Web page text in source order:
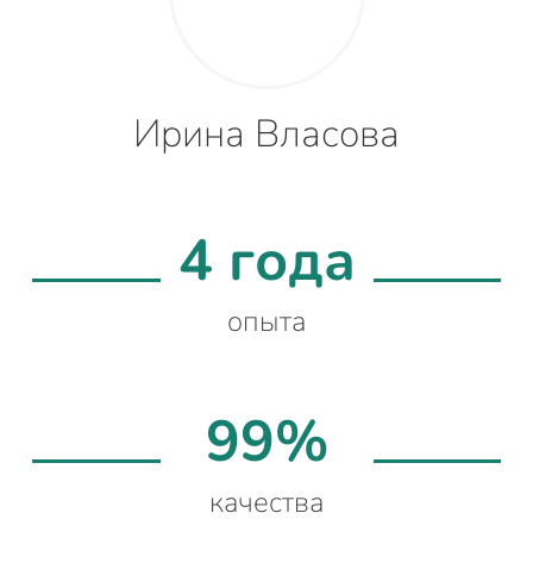
Ирина Власова
4 года
опыта
99%
качества